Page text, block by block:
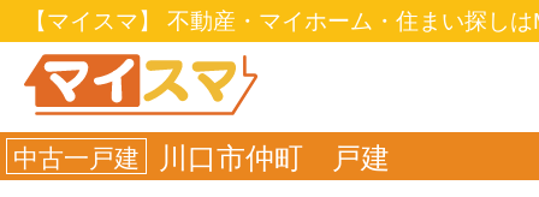
【マイスマ】 不動産・マイホーム・住まい探し
中古一戸建 川口市仲町 戸建